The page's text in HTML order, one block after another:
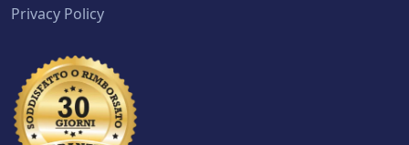
Privacy Policy